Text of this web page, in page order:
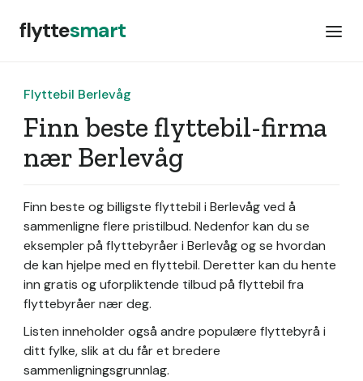
flyttesmart
Flyttebil Berlevåg
Finn beste flyttebil-firma
nær Berlevåg
Finn beste og billigste flyttebil i Berlevåg ved å
sammenligne flere pristilbud. Nedenfor kan du se
eksempler på flyttebyråer i Berlevåg og se hvordan
de kan hjelpe med en flyttebil. Deretter kan du hente
inn gratis og uforpliktende tilbud på flyttebil fra
flyttebyråer nær deg.
Listen inneholder også andre populære flyttebyrå i
ditt fylke, slik at du får et bredere
sammenligningsgrunnlag.